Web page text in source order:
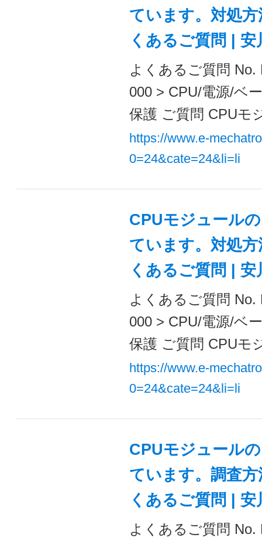
ています。対処
くあるご質問 |
よくあるご質問
000 > CPU/電源/ベ
保護 ご質問 CPUモ
https://www.e-
0=24&cate=24&li=li
CPUモジュール
ています。対処
くあるご質問 |
よくあるご質問
000 > CPU/電源/ベ
保護 ご質問 CPUモ
https://www.e-
0=24&cate=24&li=li
CPUモジュール
ています。調査
くあるご質問 |
よくあるご質問